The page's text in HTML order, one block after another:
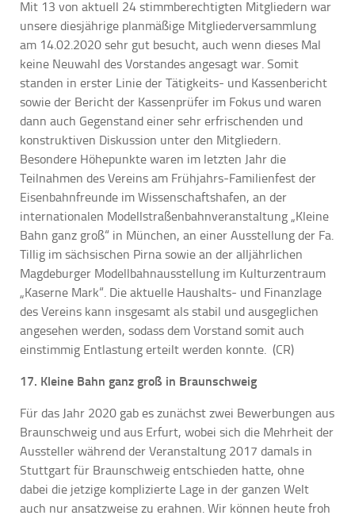
Mit 13 von aktuell 24 stimmberechtigten Mitgliedern war
unsere diesjährige planmäßige Mitgliederversammlung
am 14.02.2020 sehr gut besucht, auch wenn dieses Mal
keine Neuwahl des Vorstandes angesagt war. Somit
standen in erster Linie der Tätigkeits- und Kassenbericht
sowie der Bericht der Kassenprüfer im Fokus und waren
dann auch Gegenstand einer sehr erfrischenden und
konstruktiven Diskussion unter den Mitgliedern.
Besondere Höhepunkte waren im letzten Jahr die
Teilnahmen des Vereins am Frühjahrs-Familienfest der
Eisenbahnfreunde im Wissenschaftshafen, an der
internationalen Modellstraßenbahnveranstaltung „Kleine
Bahn ganz groß“ in München, an einer Ausstellung der Fa.
Tillig im sächsischen Pirna sowie an der alljährlichen
Magdeburger Modellbahnausstellung im Kulturzentraum
„Kaserne Mark“. Die aktuelle Haushalts- und Finanzlage
des Vereins kann insgesamt als stabil und ausgeglichen
angesehen werden, sodass dem Vorstand somit auch
einstimmig Entlastung erteilt werden konnte. (CR)
17. Kleine Bahn ganz groß in Braunschweig
Für das Jahr 2020 gab es zunächst zwei Bewerbungen aus
Braunschweig und aus Erfurt, wobei sich die Mehrheit der
Aussteller während der Veranstaltung 2017 damals in
Stuttgart für Braunschweig entschieden hatte, ohne
dabei die jetzige komplizierte Lage in der ganzen Welt
auch nur ansatzweise zu erahnen. Wir können heute froh